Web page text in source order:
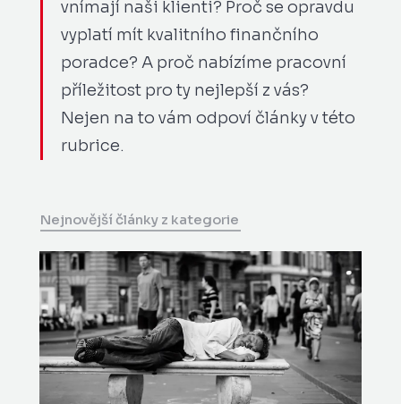
vnímají naši klienti? Proč se opravdu
vyplatí mít kvalitního finančního
poradce? A proč nabízíme pracovní
příležitost pro ty nejlepší z vás?
Nejen na to vám odpoví články v této
rubrice.
Nejnovější články z kategorie